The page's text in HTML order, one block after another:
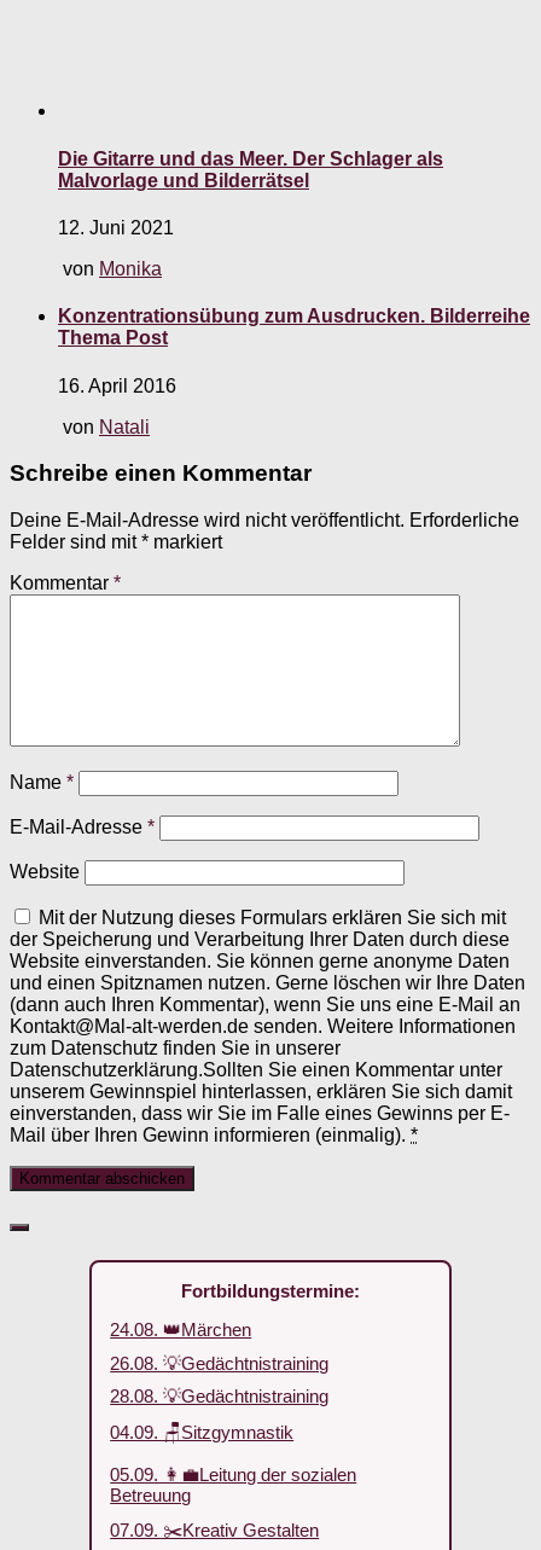
Die Gitarre und das Meer. Der Schlager als
Malvorlage und Bilderrätsel
12. Juni 2021
von Monika
Konzentrationsübung zum Ausdrucken. Bilderreihe
Thema Post
16. April 2016
von Natali
Schreibe einen Kommentar
Deine E-Mail-Adresse wird nicht veröffentlicht. Erforderliche
Felder sind mit* markiert
Kommentar *
Name *
E-Mail-Adresse *
Website
Mit der Nutzung dieses Formulars erklären Sie sich mit
der Speicherung und Verarbeitung Ihrer Daten durch diese
Website einverstanden. Sie können gerne anonyme Daten
und einen Spitznamen nutzen. Gerne löschen wir Ihre Daten
(dann auch Ihren Kommentar), wenn Sie uns eine E-Mail an
Kontakt@Mal-alt-werden.de senden. Weitere Informationen
zum Datenschutz finden Sie in unserer
Datenschutzerklärung.Sollten Sie einen Kommentar unter
unserem Gewinnspiel hinterlassen, erklären Sie sich damit
einverstanden, dass wir Sie im Falle eines Gewinns per E-
Mail über Ihren Gewinn informieren (einmalig). *
Fortbildungstermine:
24.08. 👑Märchen
26.08. 💡Gedächtnistraining
28.08. 💡Gedächtnistraining
04.09. 🪑Sitzgymnastik
05.09. 👩‍💼Leitung der sozialen
Betreuung
07.09. ✂️Kreativ Gestalten